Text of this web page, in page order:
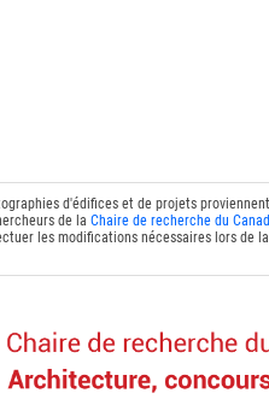
d'édifices et de projets
de la Chaire de recherche du
les modifications nécessaires lors de